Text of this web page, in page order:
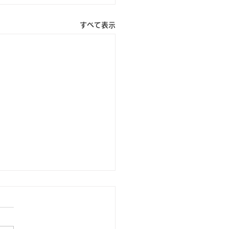
すべて表示
終わらせる武器